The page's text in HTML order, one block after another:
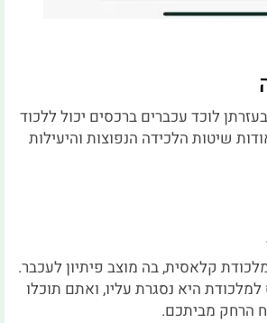
לוכד עכברים ברכסים יכול ללכוד
שיטות הלכידה הנפוצות והיעילות
קלאסית, בה מוצב פיתיון לעכבר.
היא נסגרת עליו, ואתם תוכלו
הרחק מביתכם.